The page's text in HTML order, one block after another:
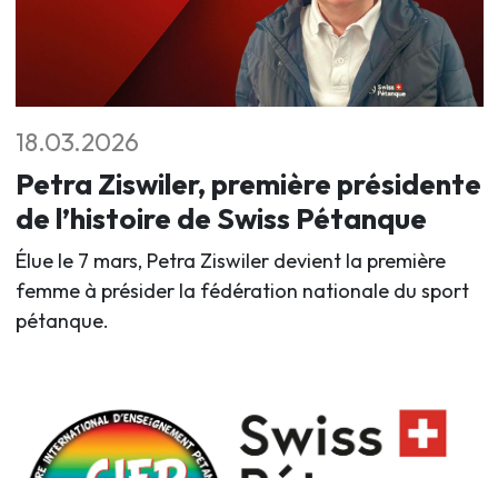
18.03.2026
Petra Ziswiler, première présidente
de l’histoire de Swiss Pétanque
Élue le 7 mars, Petra Ziswiler devient la première
femme à présider la fédération nationale du sport
pétanque.